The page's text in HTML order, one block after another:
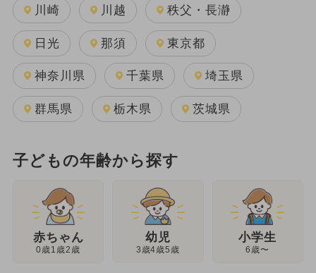
川崎 川越 秩父・長瀞
日光 那須 東京都
神奈川県 千葉県 埼玉県
群馬県 栃木県 茨城県
子どもの年齢から探す
赤ちゃん
0歳1歳2歳
幼児
3歳4歳5歳
小学生
6歳〜